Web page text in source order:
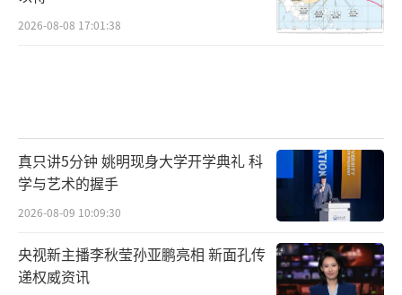
2026-08-08 17:01:38
真只讲5分钟 姚明现身大学开学典礼 科
学与艺术的握手
2026-08-09 10:09:30
央视新主播李秋莹孙亚鹏亮相 新面孔传
递权威资讯